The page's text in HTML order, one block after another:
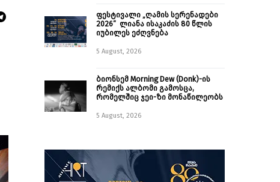
ფესტივალი „ღამის სერენადები
2026“ ლიანა ისაკაძის 80 წლის
იუბილეს ეძღვნება
5 August, 2026
ბიონსემ Morning Dew (Donk)-ის
რემიქს ალბომი გამოსცა,
რომელშიც ჯეი-ზი მონაწილეობს
5 August, 2026